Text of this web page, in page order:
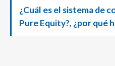
¿Cuál es el sistema de
Pure Equity?, ¿por qué